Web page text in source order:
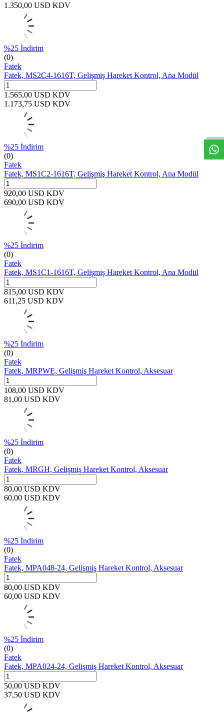
1.350,00 USD KDV
%25 İndirim
(0)
Fatek
Fatek, MS2C4-1616T, Gelişmiş Hareket Kontrol, Ana Modül
1.565,00 USD KDV
1.173,75 USD KDV
%25 İndirim
(0)
Fatek
Fatek, MS1C2-1616T, Gelişmiş Hareket Kontrol, Ana Modül
920,00 USD KDV
690,00 USD KDV
%25 İndirim
(0)
Fatek
Fatek, MS1C1-1616T, Gelişmiş Hareket Kontrol, Ana Modül
815,00 USD KDV
611,25 USD KDV
%25 İndirim
(0)
Fatek
Fatek, MRPWE, Gelişmiş Hareket Kontrol, Aksesuar
108,00 USD KDV
81,00 USD KDV
%25 İndirim
(0)
Fatek
Fatek, MRGH, Gelişmiş Hareket Kontrol, Aksesuar
80,00 USD KDV
60,00 USD KDV
%25 İndirim
(0)
Fatek
Fatek, MPA048-24, Gelişmiş Hareket Kontrol, Aksesuar
80,00 USD KDV
60,00 USD KDV
%25 İndirim
(0)
Fatek
Fatek, MPA024-24, Gelişmiş Hareket Kontrol, Aksesuar
50,00 USD KDV
37,50 USD KDV